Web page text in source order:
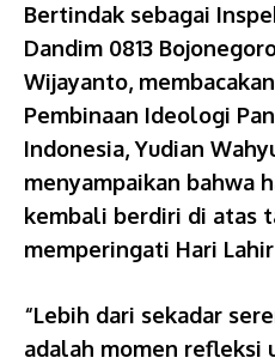
Bertindak sebagai
Dandim 0813
Wijayanto,
Pembinaan Ideologi
Indonesia, Yudian
menyampaikan bahwa
kembali berdiri di atas
memperingati Hari
“Lebih dari sekadar
adalah momen refleksi